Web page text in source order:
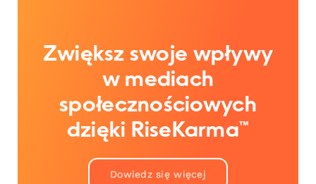
Zwiększ swoje wpływy
w mediach
społecznościowych
dzięki RiseKarma™
Dowiedz się więcej